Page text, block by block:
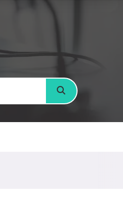
搜尋